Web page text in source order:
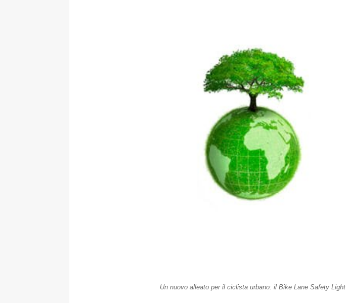
Un nuovo alleato per il ciclista urbano: il Bike Lane Safety Light